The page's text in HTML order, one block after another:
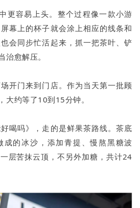
更容易上头。整个过程像一款小游
幕上的杯子就会涂上相应的线条和
会同步忙活起来，抓一把茶叶、铲
治愈解压。
开门来到门店。作为当天第一批顾
大约等了10到15分钟。
喝吗》，走的是鲜果茶路线。茶底
成的冰沙，添加青提、慢熬黑糖波
层苦抹云顶，不另外加糖，共计24